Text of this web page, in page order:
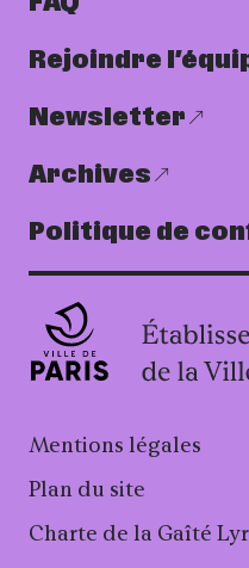
Rejoindre
Newsletter
Archives
Politique de
Mentions légales
Plan du site
Charte de la Gaîté